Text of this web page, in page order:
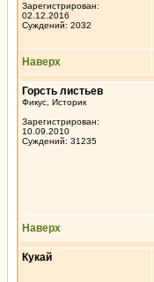
Зарегистрирован:
02.12.2016
Суждений: 2032
Наверх
Горсть листьев
Фикус, Историк
Зарегистрирован:
10.09.2010
Суждений: 31235
Наверх
Кукай